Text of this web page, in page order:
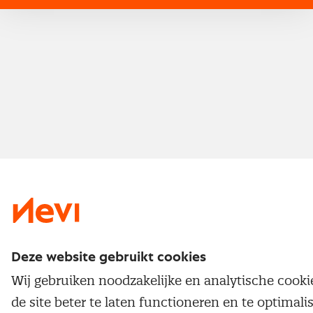
Deze website gebruikt cookies
Wij gebruiken noodzakelijke en analytische
de site beter te laten functioneren en te